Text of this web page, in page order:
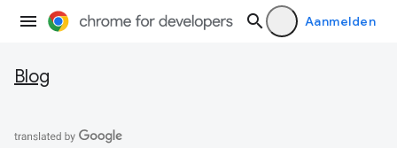
Aanmelden
Blog